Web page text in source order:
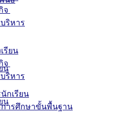
รียน
จ
ริหาร
น
จ
ริหาร
น
กเรียน
ารศึกษาขั้นพื้นฐาน